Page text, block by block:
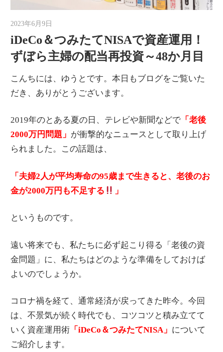
2023年6月9日
iDeCo＆つみたてNISAで資産運用！
ずぼら主婦の配当再投資～48か月目
こんちには、ゆうとです。本日もブログをご覧いた
だき、ありがとうございます。
2019年のとある夏の日、テレビや新聞などで 「老後
2000万円問題」 が衝撃的なニュースとして取り上げ
られました。この話題は、
「夫婦2人が平均寿命の95歳まで生きると、老後のお
金が2000万円も不足する
」
というものです。
遠い将来でも、私たちに必ず起こり得る「老後の資
金問題」に、私たちはどのような準備をしておけば
よいのでしょうか。
コロナ禍を経て、通常経済が戻ってきた昨今。今回
は、不景気が続く時代でも、コツコツと積み立てて
いく資産運用術 「iDeCo＆つみたてNISA」 について
ご紹介します。